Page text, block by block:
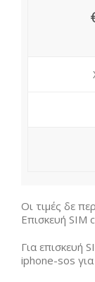
Οι τιμές δε
Επισκευή SIM
Για επισκευή
iphone-sos